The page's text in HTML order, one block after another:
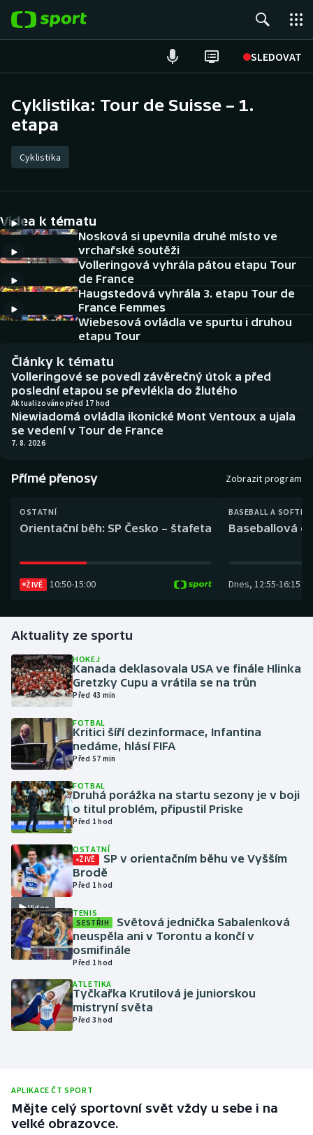
SLEDOVAT
Hokej
Tenis
Atletika
Cyklistika
DALŠÍ SPORTY
Americký fotbal
Baseball a softbal
Basketbal
Biatlon
Boby a skeleton
Dostihy
Futsal
Gymnastika
Házená
Jezdectví
Judo
Krasobruslení
Lezení
Lyže a snowboard
Moderní pětiboj
Motorsport
Olympijské hry
Parasport
Plavání
Ragby
Rychlobruslení
NEPŘEHLÉDNĚTE
Soutěže
Historické návraty
Aplikace ČT sport
AZ kvíz
Cyklistika: Tour de Suisse – 1.
etapa
Cyklistika
Videa k tématu
Nosková si upevnila druhé místo ve
vrchařské soutěži
Volleringová vyhrála pátou etapu Tour
de France
Haugstedová vyhrála 3. etapu Tour de
France Femmes
Wiebesová ovládla ve spurtu i druhou
etapu Tour
Články k tématu
Volleringové se povedl závěrečný útok a před
poslední etapou se převlékla do žlutého
Aktualizováno před 17 hod
Niewiadomá ovládla ikonické Mont Ventoux a ujala
se vedení v Tour de France
7. 8. 2026
Přímé přenosy Zobrazit program
OSTATNÍ
Orientační běh: SP Česko – štafeta
ŽIVĚ 10:50-15:00
BASEBALL A
Baseballová
Dnes, 12:55-16:15
Aktuality ze sportu
HOKEJ
Kanada deklasovala USA ve finále Hlinka
Gretzky Cupu a vrátila se na trůn
Před 43 min
FOTBAL
Kritici šíří dezinformace, Infantina
nedáme, hlásí FIFA
Před 57 min
FOTBAL
Druhá porážka na startu sezony je v boji
o titul problém, připustil Priske
Před 1 hod
Video
OSTATNÍ
ŽIVĚ
SP v orientačním běhu ve Vyšším
Brodě
Před 1 hod
TENIS
SESTŘIH
Světová jednička Sabalenková
neuspěla ani v Torontu a končí v
osmifinále
Před 1 hod
ATLETIKA
Tyčkařka Krutilová je juniorskou
mistryní světa
Před 3 hod
APLIKACE ČT SPORT
Mějte celý sportovní svět vždy u sebe i na
velké obrazovce.